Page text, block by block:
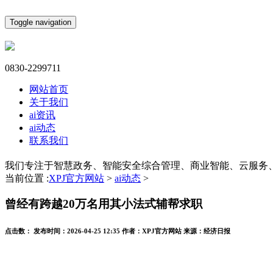
Toggle navigation
0830-2299711
网站首页
关于我们
ai资讯
ai动态
联系我们
我们专注于智慧政务、智能安全综合管理、商业智能、云服务
当前位置 :XPJ官方网站 > ai动态 >
曾经有跨越20万名用其小法式辅帮求职
点击数： 发布时间： 2026-04-25 12:35 作者： XPJ官方网站 来源： 经济日报